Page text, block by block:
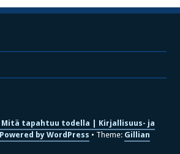
Mitä tapahtuu todella | Kirjallisuus- ja
Powered by WordPress Theme: Gillian